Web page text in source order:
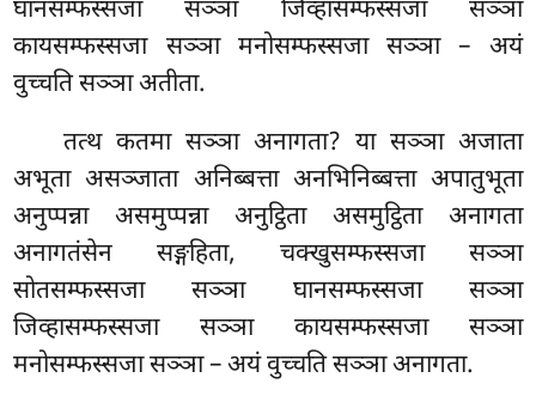
घानसम्फस्सजा सञ्ञा जिव्हासम्फस्सजा सञ्ञा
कायसम्फस्सजा सञ्ञा मनोसम्फस्सजा सञ्ञा – अयं
वुच्चति सञ्ञा अतीता.
तत्थ कतमा सञ्ञा अनागता? या सञ्ञा अजाता
अभूता असञ्जाता अनिब्बत्ता अनभिनिब्बत्ता अपातुभूता
अनुप्पन्नाअसमुप्पन्ना अनुट्ठिता असमुट्ठिता अनागता
अनागतंसेन सङ्गहिता, चक्खुसम्फस्सजा सञ्ञा
सोतसम्फस्सजा सञ्ञा घानसम्फस्सजा सञ्ञा
जिव्हासम्फस्सजा सञ्ञा कायसम्फस्सजा सञ्ञा
मनोसम्फस्सजा सञ्ञा – अयं वुच्चति सञ्ञा अनागता.